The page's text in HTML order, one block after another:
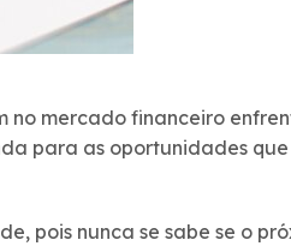
no mercado financeiro
para as oportunidades que
pois nunca se sabe se o